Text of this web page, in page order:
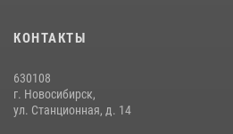
КОНТАКТЫ
630108
г. Новосибирск,
ул. Станционная, д. 14